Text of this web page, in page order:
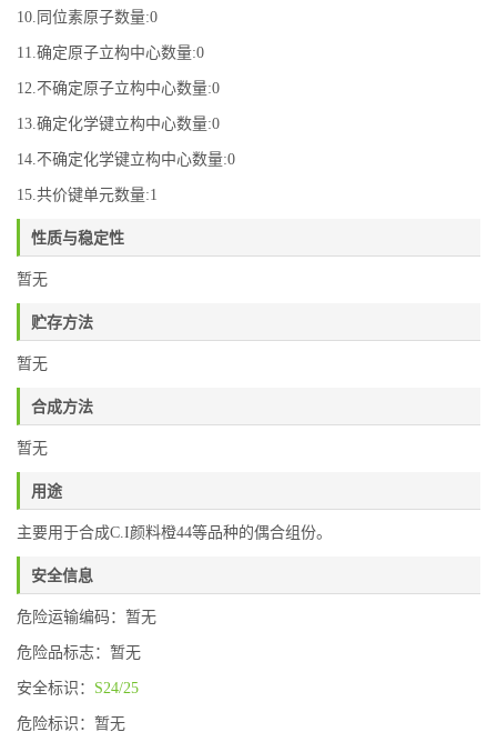
10.同位素原子数量:0
11.确定原子立构中心数量:0
12.不确定原子立构中心数量:0
13.确定化学键立构中心数量:0
14.不确定化学键立构中心数量:0
15.共价键单元数量:1
性质与稳定性
暂无
贮存方法
暂无
合成方法
暂无
用途
主要用于合成C.I颜料橙44等品种的偶合组份。
安全信息
危险运输编码：暂无
危险品标志：暂无
安全标识： S24/25
危险标识：暂无